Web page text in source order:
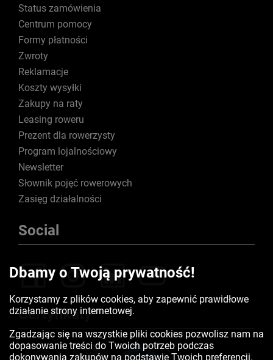
Status zamówienia
Centrum pomocy
Formy płatności
Zwroty
Reklamacje
Koszty wysyłki
Zakupy na raty
Leasing roweru
Prezent dla rowerzysty
Program lojalnościowy
Newsletter
Słownik pojęć rowerowych
Zasięg działalności
Social
Certyfikaty
Dbamy o Twoją prywatność!
Korzystamy z plików cookies, aby zapewnić prawidłowe
działanie strony internetowej.
Zgadzając się na wszystkie pliki cookies pozwolisz nam na
dopasowanie treści do Twoich potrzeb podczas
dokonywania zakupów na podstawie Twoich preferencji.